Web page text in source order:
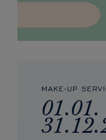
MAKE-UP
01.01.